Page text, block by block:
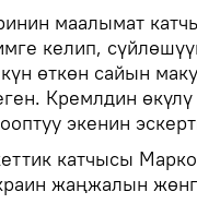
маалымат
келип,
өткөн сайын
Кремлдин
экенин
катчысы Марко
жаңжалын